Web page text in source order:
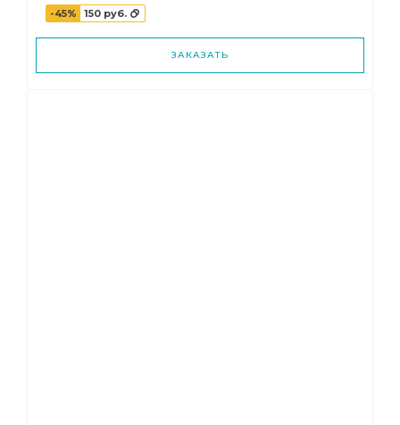
-45% 150 руб.
ЗАКАЗАТЬ